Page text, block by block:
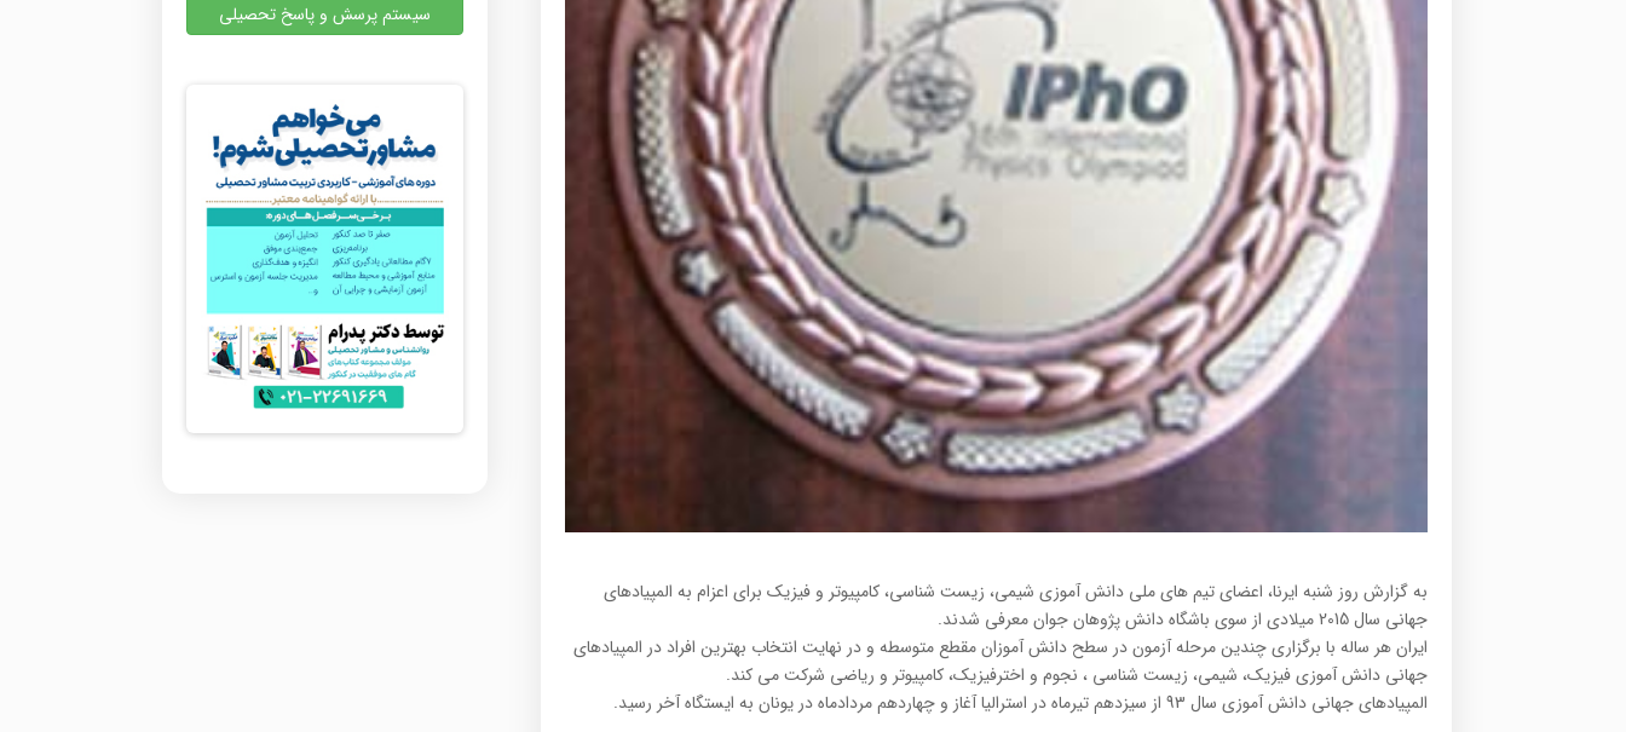
به گزارش روز شنبه ایرنا، اعضای تیم های ملی دانش آموزی شیمی، زیست شناسی، کامپیوتر و فیزیک برای اعزام به المپیادهای
جهانی سال 2015 میلادی از سوی باشگاه دانش پژوهان جوان معرفی شدند.
ایران هر ساله با برگزاری چندین مرحله آزمون در سطح دانش آموزان مقطع متوسطه و در نهایت انتخاب بهترین افراد در المپیادهای
جهانی دانش آموزی فیزیک، شیمی، زیست شناسی ، نجوم و اخترفیزیک، کامپیوتر و ریاضی شرکت می کند.
المپیادهای جهانی دانش آموزی سال 93 از سیزدهم تیرماه در استرالیا آغاز و چهاردهم مردادماه در یونان به ایستگاه آخر رسید.
سیستم پرسش و پاسخ تحصیلی